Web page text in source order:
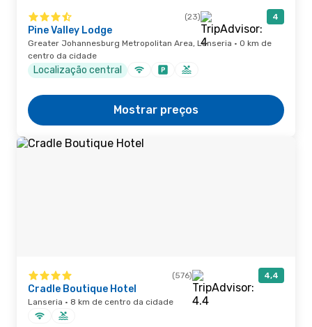
(23) 4
Pine Valley Lodge
Greater Johannesburg Metropolitan Area, Lanseria · 0 km de
centro da cidade
Localização central
Mostrar preços
(576) 4,4
Cradle Boutique Hotel
Lanseria · 8 km de centro da cidade